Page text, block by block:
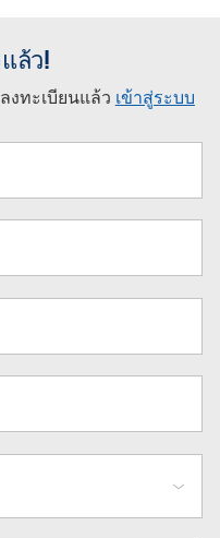
ล้ว!
งทะเบียนแล้ว เข้าสู่ระบบ